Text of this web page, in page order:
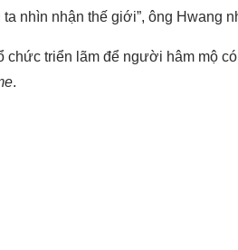
nhìn nhận thế giới”, ông Hwang
triển lãm để người hâm mộ
.